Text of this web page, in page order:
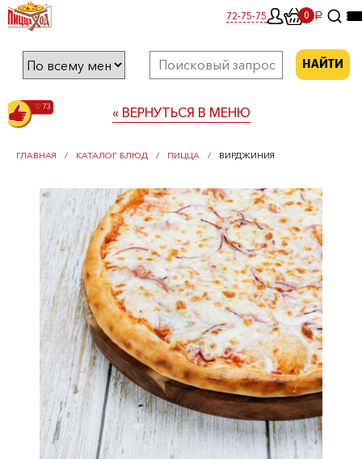
72-75-75 00a
НАЙТИ
« ВЕРНУТЬСЯ В МЕНЮ
ГЛАВНАЯ КАТАЛОГ БЛЮД ПИЦЦА ВИРДЖИНИЯ
♡ 73